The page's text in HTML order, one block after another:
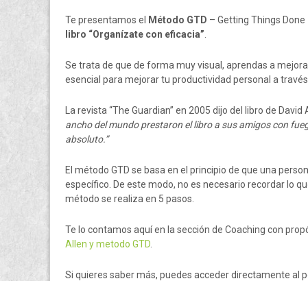
Te presentamos el Método GTD – Getting Things
libro “Organízate con eficacia”
Se trata de que de forma muy visual, aprendas a
esencial para mejorar tu productividad personal a través
La revista “The Guardian” en 2005 dijo del libro de David
ancho del mundo prestaron el libro a sus amigos con
absoluto.”
El método GTD se basa en el principio de que una
específico. De este modo, no es necesario recordar lo
método se realiza en 5 pasos.
Te lo contamos aquí en la sección de Coaching con
Allen y metodo GTD
Si quieres saber más, puedes acceder directamente al